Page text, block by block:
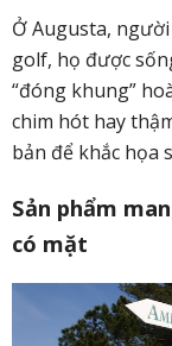
Ở Augusta,
golf, họ được
“đóng khung”
chim hót hay
bản để khắc họa
Sản phẩm
có mặt